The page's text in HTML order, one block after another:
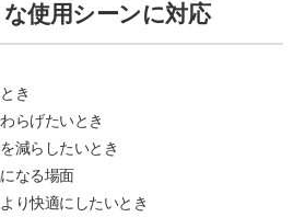
使用シーンに対応
き
らげたいとき
減らしたいとき
なる場面
り快適にしたいとき